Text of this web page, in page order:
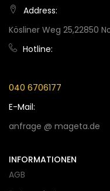
Address:
Kösliner Weg 25,22850
Hotline:
040 6706177
E-Mail:
anfrage @ mageta.de
INFORMATIONEN
AGB